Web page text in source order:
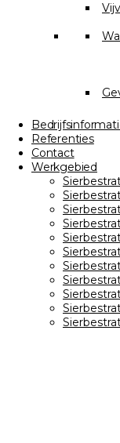
Referenties
Contact
Werkgebied